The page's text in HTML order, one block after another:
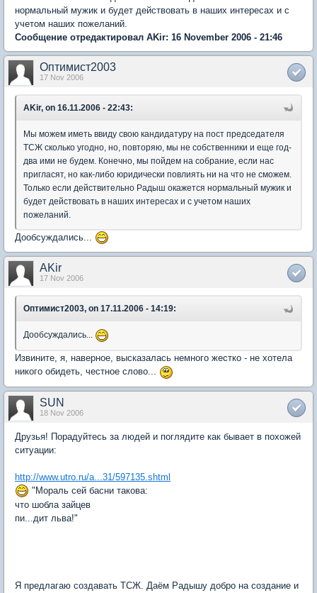
нормальный мужик и будет действовать в наших интересах и с
учетом наших пожеланий.
Сообщение отредактировал AKir: 16 November 2006 - 21:46
Оптимист2003
17 Nov 2006
AKir, on 16.11.2006 - 22:43:
Мы можем иметь ввиду свою кандидатуру на пост председателя
ТСЖ сколько угодно, но, повторяю, мы не собственники и еще год-
два ими не будем. Конечно, мы пойдем на собрание, если нас
пригласят, но как-либо юридически повлиять ни на что не сможем.
Только если действительно Радыш окажется нормальный мужик и
будет действовать в наших интересах и с учетом наших
пожеланий.
Дообсуждались...
AKir
17 Nov 2006
Оптимист2003, on 17.11.2006 - 14:19:
Дообсуждались...
Извините, я, наверное, высказалась немного жестко - не хотела
никого обидеть, честное слово...
SUN
18 Nov 2006
Друзья! Порадуйтесь за людей и поглядите как бывает в похожей
ситуации:
http://www.utro.ru/a...31/597135.shtml
"Мораль сей басни такова:
что шобла зайцев
пи...дит льва!"
Я предлагаю создавать ТСЖ. Даём Радышу добро на создание и